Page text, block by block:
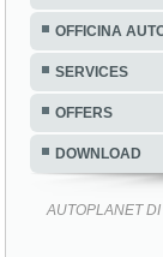
OFFICINA
SERVICES
OFFERS
DOWNLOAD
AUTOPLANET